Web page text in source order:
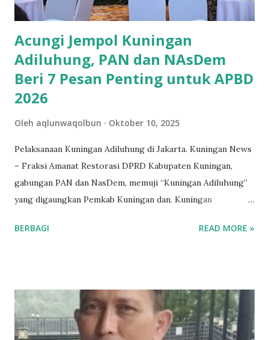
berkonsentrasi, atau hiperaktif. Secara fisik, gejala yang
dialami yaitu,...
Acungi Jempol Kuningan
Adiluhung, PAN dan NAsDem
Beri 7 Pesan Penting untuk APBD
2026
Oleh aqlunwaqolbun Oktober 10, 2025
Pelaksanaan Kuningan Adiluhung di Jakarta. Kuningan News
– Fraksi Amanat Restorasi DPRD Kabupaten Kuningan,
gabungan PAN dan NasDem, memuji “Kuningan Adiluhung”
yang digaungkan Pemkab Kuningan dan. Kuningan
menarik investor dalam skala yang lebih besar. Pujian itu,
Restorasi tidak hanya memuji Kuningan Adiluhung, tapi juga
mengacungi jempol untuk beberapa langkah yang sudah
ditempuh Pemerintah Daerah. Meskipun, berbarengan
BERBAGI READ MORE »